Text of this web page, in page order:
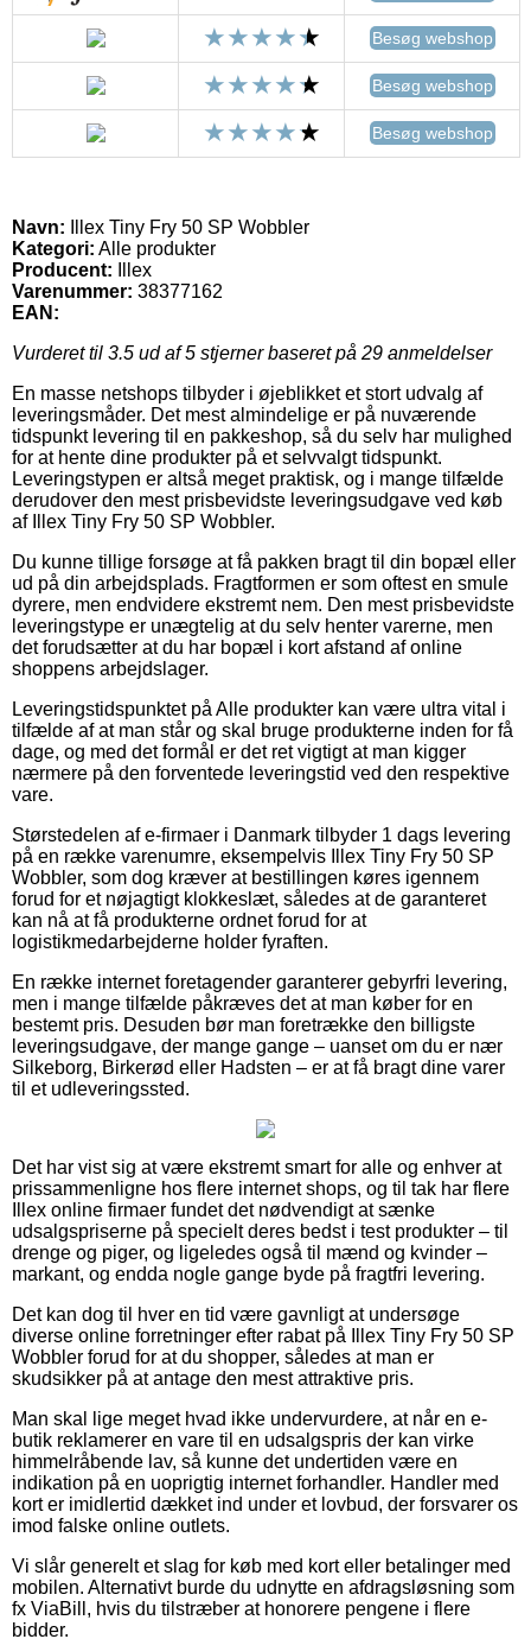
Besøg webshop
Besøg webshop
Besøg webshop
Navn: Illex Tiny Fry 50 SP Wobbler
Kategori: Alle produkter
Producent:
Illex
Varenummer: 38377162
EAN:
Vurderet til 3.5 ud af 5 stjerner baseret på 29 anmeldelser
En masse netshops tilbyder i øjeblikket et stort udvalg af
leveringsmåder. Det mest almindelige er på nuværende
tidspunkt levering til en pakkeshop, så du selv har mulighed
for at hente dine produkter på et selvvalgt tidspunkt.
Leveringstypen er altså meget praktisk, og i mange tilfælde
derudover den mest prisbevidste leveringsudgave ved køb
af Illex Tiny Fry 50 SP Wobbler.
Du kunne tillige forsøge at få pakken bragt til din bopæl eller
ud på din arbejdsplads. Fragtformen er som oftest en smule
dyrere, men endvidere ekstremt nem. Den mest prisbevidste
leveringstype er unægtelig at du selv henter varerne, men
det forudsætter at du har bopæl i kort afstand af online
shoppens arbejdslager.
Leveringstidspunktet på Alle produkter kan være ultra vital i
tilfælde af at man står og skal bruge produkterne inden for få
dage, og med det formål er det ret vigtigt at man kigger
nærmere på den forventede leveringstid ved den respektive
vare.
Størstedelen af e-firmaer i Danmark tilbyder 1 dags levering
på en række varenumre, eksempelvis Illex Tiny Fry 50 SP
Wobbler, som dog kræver at bestillingen køres igennem
forud for et nøjagtigt klokkeslæt, således at de garanteret
kan nå at få produkterne ordnet forud for at
logistikmedarbejderne holder fyraften.
En række internet foretagender garanterer gebyrfri levering,
men i mange tilfælde påkræves det at man køber for en
bestemt pris. Desuden bør man foretrække den billigste
leveringsudgave, der mange gange – uanset om du er nær
Silkeborg, Birkerød eller Hadsten – er at få bragt dine varer
til et udleveringssted.
Det har vist sig at være ekstremt smart for alle og enhver at
prissammenligne hos flere internet shops, og til tak har flere
Illex online firmaer fundet det nødvendigt at sænke
udsalgspriserne på specielt deres bedst i test produkter – til
drenge og piger, og ligeledes også til mænd og kvinder –
markant, og endda nogle gange byde på fragtfri levering.
Det kan dog til hver en tid være gavnligt at undersøge
diverse online forretninger efter rabat på Illex Tiny Fry 50 SP
Wobbler forud for at du shopper, således at man er
skudsikker på at antage den mest attraktive pris.
Man skal lige meget hvad ikke undervurdere, at når en e-
butik reklamerer en vare til en udsalgspris der kan virke
himmelråbende lav, så kunne det undertiden være en
indikation på en uoprigtig internet forhandler. Handler med
kort er imidlertid dækket ind under et lovbud, der forsvarer os
imod falske online outlets.
Vi slår generelt et slag for køb med kort eller betalinger med
mobilen. Alternativt burde du udnytte en afdragsløsning som
fx ViaBill, hvis du tilstræber at honorere pengene i flere
bidder.